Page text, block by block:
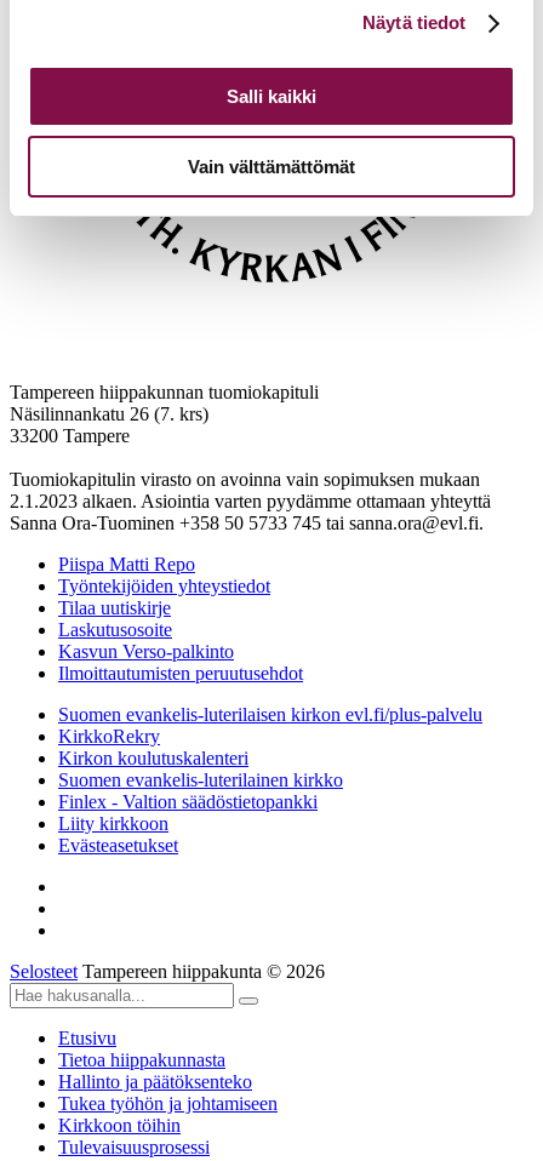
linkistä.
Näytä tiedot
Salli kaikki
Vain välttämättömät
Tampereen hiippakunnan tuomiokapituli
Näsilinnankatu 26 (7. krs)
33200 Tampere
Tuomiokapitulin virasto on avoinna vain sopimuksen mukaan
2.1.2023 alkaen. Asiointia varten pyydämme ottamaan yhteyttä
Sanna Ora-Tuominen +358 50 5733 745 tai sanna.ora@evl.fi.
Piispa Matti Repo
Työntekijöiden yhteystiedot
Tilaa uutiskirje
Laskutusosoite
Kasvun Verso-palkinto
Ilmoittautumisten peruutusehdot
Suomen evankelis-luterilaisen kirkon evl.fi/plus-palvelu
KirkkoRekry
Kirkon koulutuskalenteri
Suomen evankelis-luterilainen kirkko
Finlex - Valtion säädöstietopankki
Liity kirkkoon
Evästeasetukset
Selosteet Tampereen hiippakunta © 2026
Etusivu
Tietoa hiippakunnasta
Hallinto ja päätöksenteko
Tukea työhön ja johtamiseen
Kirkkoon töihin
Tulevaisuusprosessi